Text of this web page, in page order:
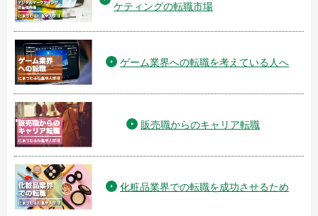
ケティングの転職市場
ゲーム業界への転職を考えている人へ
販売職からのキャリア転職
化粧品業界での転職を成功させるため